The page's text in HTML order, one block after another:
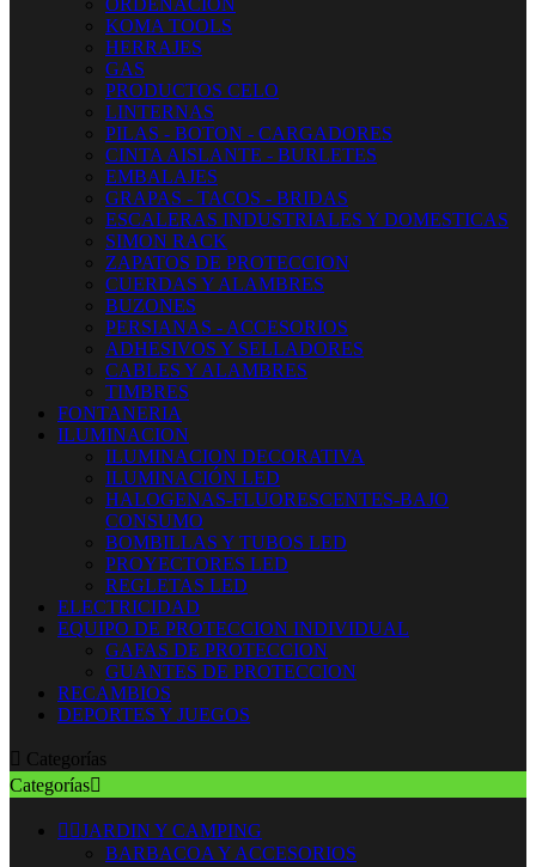
ORDENACION
KOMA TOOLS
HERRAJES
GAS
PRODUCTOS CELO
LINTERNAS
PILAS - BOTON - CARGADORES
CINTA AISLANTE - BURLETES
EMBALAJES
GRAPAS - TACOS - BRIDAS
ESCALERAS INDUSTRIALES Y DOMESTICAS
SIMON RACK
ZAPATOS DE PROTECCION
CUERDAS Y ALAMBRES
BUZONES
PERSIANAS - ACCESORIOS
ADHESIVOS Y SELLADORES
CABLES Y ALAMBRES
TIMBRES
FONTANERIA
ILUMINACION
ILUMINACION DECORATIVA
ILUMINACIÓN LED
HALOGENAS-FLUORESCENTES-BAJO
CONSUMO
BOMBILLAS Y TUBOS LED
PROYECTORES LED
REGLETAS LED
ELECTRICIDAD
EQUIPO DE PROTECCION INDIVIDUAL
GAFAS DE PROTECCION
GUANTES DE PROTECCION
RECAMBIOS
DEPORTES Y JUEGOS
 Categorías
Categorías
 JARDIN Y CAMPING
BARBACOA Y ACCESORIOS